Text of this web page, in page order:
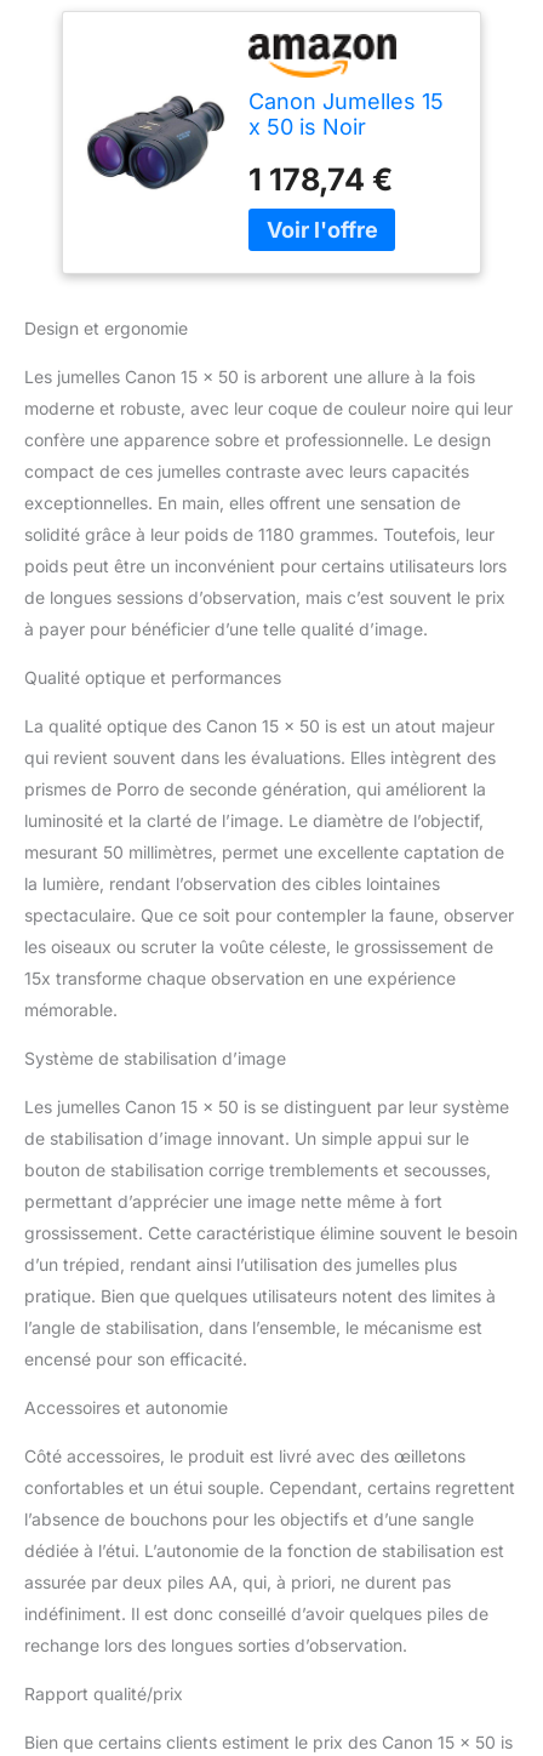
Canon Jumelles 15
x 50 is Noir
1 178,74 €
Design et ergonomie
Les jumelles Canon 15 x 50 is arborent une allure à la fois
moderne et robuste, avec leur coque de couleur noire qui leur
confère une apparence sobre et professionnelle. Le design
compact de ces jumelles contraste avec leurs capacités
exceptionnelles. En main, elles offrent une sensation de
solidité grâce à leur poids de 1180 grammes. Toutefois, leur
poids peut être un inconvénient pour certains utilisateurs lors
de longues sessions d’observation, mais c’est souvent le prix
à payer pour bénéficier d’une telle qualité d’image.
Qualité optique et performances
La qualité optique des Canon 15 x 50 is est un atout majeur
qui revient souvent dans les évaluations. Elles intègrent des
prismes de Porro de seconde génération, qui améliorent la
luminosité et la clarté de l’image. Le diamètre de l’objectif,
mesurant 50 millimètres, permet une excellente captation de
la lumière, rendant l’observation des cibles lointaines
spectaculaire. Que ce soit pour contempler la faune, observer
les oiseaux ou scruter la voûte céleste, le grossissement de
15x transforme chaque observation en une expérience
mémorable.
Système de stabilisation d’image
Les jumelles Canon 15 x 50 is se distinguent par leur système
de stabilisation d’image innovant. Un simple appui sur le
bouton de stabilisation corrige tremblements et secousses,
permettant d’apprécier une image nette même à fort
grossissement. Cette caractéristique élimine souvent le besoin
d’un trépied, rendant ainsi l’utilisation des jumelles plus
pratique. Bien que quelques utilisateurs notent des limites à
l’angle de stabilisation, dans l’ensemble, le mécanisme est
encensé pour son efficacité.
Accessoires et autonomie
Côté accessoires, le produit est livré avec des œilletons
confortables et un étui souple. Cependant, certains regrettent
l’absence de bouchons pour les objectifs et d’une sangle
dédiée à l’étui. L’autonomie de la fonction de stabilisation est
assurée par deux piles AA, qui, à priori, ne durent pas
indéfiniment. Il est donc conseillé d’avoir quelques piles de
rechange lors des longues sorties d’observation.
Rapport qualité/prix
Bien que certains clients estiment le prix des Canon 15 x 50 is